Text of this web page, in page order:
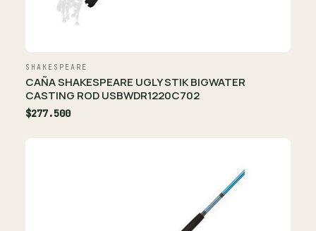
SHAKESPEARE
CAÑA SHAKESPEARE UGLY STIK BIGWATER
CASTING ROD USBWDR1220C702
$277.500